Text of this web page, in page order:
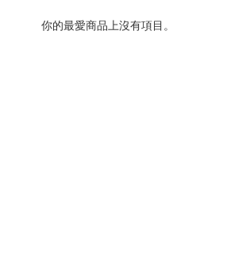
你的最愛商品上沒有項目。